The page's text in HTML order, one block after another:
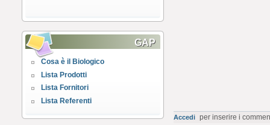
GAP
Cosa è il Biologico
Lista Prodotti
Lista Fornitori
Lista Referenti
Accedi per inserire i